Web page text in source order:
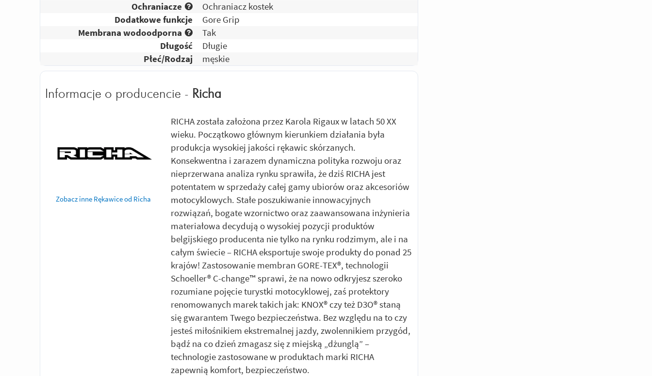
Ochraniacze
Ochraniacz kostek
Dodatkowe funkcje
Gore Grip
Membrana wodoodporna
Tak
Długość
Długie
Płeć/Rodzaj
męskie
Informacje o producencie - Richa
Zobacz inne Rękawice od Richa
RICHA została założona przez Karola Rigaux w latach 50 XX
wieku. Początkowo głównym kierunkiem działania była
produkcja wysokiej jakości rękawic skórzanych.
Konsekwentna i zarazem dynamiczna polityka rozwoju oraz
nieprzerwana analiza rynku sprawiła, że dziś RICHA jest
potentatem w sprzedaży całej gamy ubiorów oraz akcesoriów
motocyklowych. Stałe poszukiwanie innowacyjnych
rozwiązań, bogate wzornictwo oraz zaawansowana inżynieria
materiałowa decydują o wysokiej pozycji produktów
belgijskiego producenta nie tylko na rynku rodzimym, ale i na
całym świecie – RICHA eksportuje swoje produkty do ponad 25
krajów! Zastosowanie membran GORE-TEX®, technologii
Schoeller® C-change™ sprawi, że na nowo odkryjesz szeroko
rozumiane pojęcie turystki motocyklowej, zaś protektory
renomowanych marek takich jak: KNOX® czy też D3O® staną
się gwarantem Twego bezpieczeństwa. Bez względu na to czy
jesteś miłośnikiem ekstremalnej jazdy, zwolennikiem przygód,
bądź na co dzień zmagasz się z miejską „dżunglą” –
technologie zastosowane w produktach marki RICHA
zapewnią komfort, bezpieczeństwo.